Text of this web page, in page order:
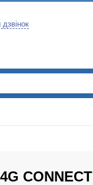
CONNECT